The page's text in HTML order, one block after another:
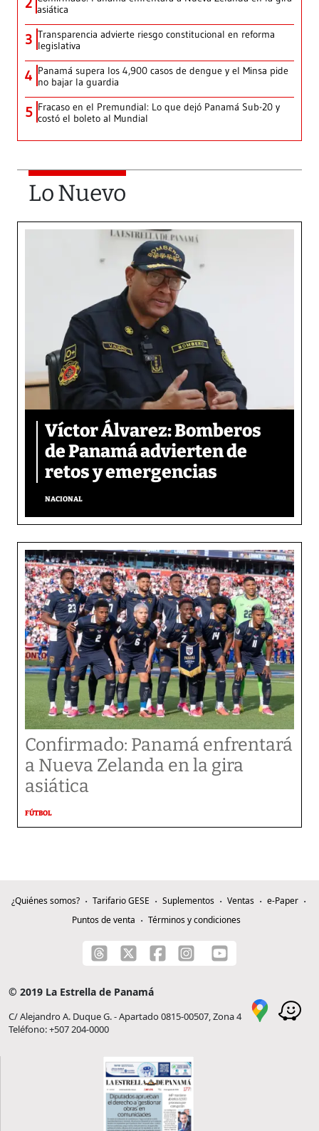
asiática
3 Transparencia advierte riesgo constitucional en reforma
legislativa
4 Panamá supera los 4,900 casos de dengue y el Minsa pide
no bajar la guardia
5 Fracaso en el Premundial: Lo que dejó Panamá Sub-20 y
costó el boleto al Mundial
Lo Nuevo
Víctor Álvarez: Bomberos
de Panamá advierten de
retos y emergencias
NACIONAL
Confirmado: Panamá enfrentará
a Nueva Zelanda en la gira
asiática
FÚTBOL
¿Quiénes somos? Tarifario GESE Suplementos Ventas
e-Paper
Puntos de venta
Términos y condiciones
© 2019 La Estrella de Panamá
C/ Alejandro A. Duque G. - Apartado 0815-00507, Zona 4
Teléfono: +507 204-0000